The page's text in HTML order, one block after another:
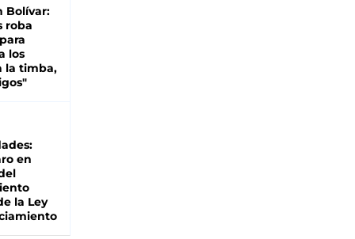
Bolívar:
roba
los
la timba,
en
la Ley